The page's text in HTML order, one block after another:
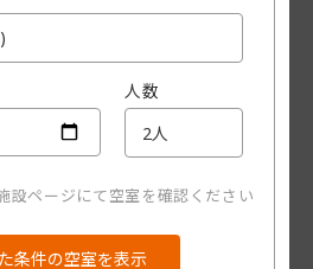
人数
設ページにて空室を確認ください